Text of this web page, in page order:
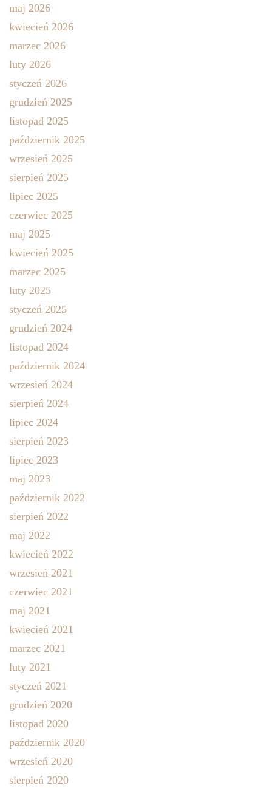
maj 2026
kwiecień 2026
marzec 2026
luty 2026
styczeń 2026
grudzień 2025
listopad 2025
październik 2025
wrzesień 2025
sierpień 2025
lipiec 2025
czerwiec 2025
maj 2025
kwiecień 2025
marzec 2025
luty 2025
styczeń 2025
grudzień 2024
listopad 2024
październik 2024
wrzesień 2024
sierpień 2024
lipiec 2024
sierpień 2023
lipiec 2023
maj 2023
październik 2022
sierpień 2022
maj 2022
kwiecień 2022
wrzesień 2021
czerwiec 2021
maj 2021
kwiecień 2021
marzec 2021
luty 2021
styczeń 2021
grudzień 2020
listopad 2020
październik 2020
wrzesień 2020
sierpień 2020